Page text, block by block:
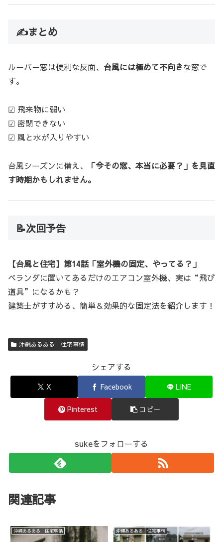
✍️まとめ
ルーバー窓は便利な反面、 台風には極めて不向きな窓で
す。
☑ 飛来物に弱い
☑ 密閉できない
☑ 風と水が入りやすい
台風シーズンに備え、
「今その窓、本当に必要？」を見直
す時期かもしれません。
📝次回予告
【台風と住宅】第14話「室外機の固定、やってる？」
ベランダに置いてあるだけのエアコン室外機、実は“飛び
道具”になるかも？
建築士がすすめる、簡単＆効果的な固定法を紹介します！
沖縄あるある 住宅事情
シェアする
X Facebook LINE
Pinterest コピー
sukeをフォローする
関連記事
沖縄あるある 住宅事情 沖縄あるある 住宅事情